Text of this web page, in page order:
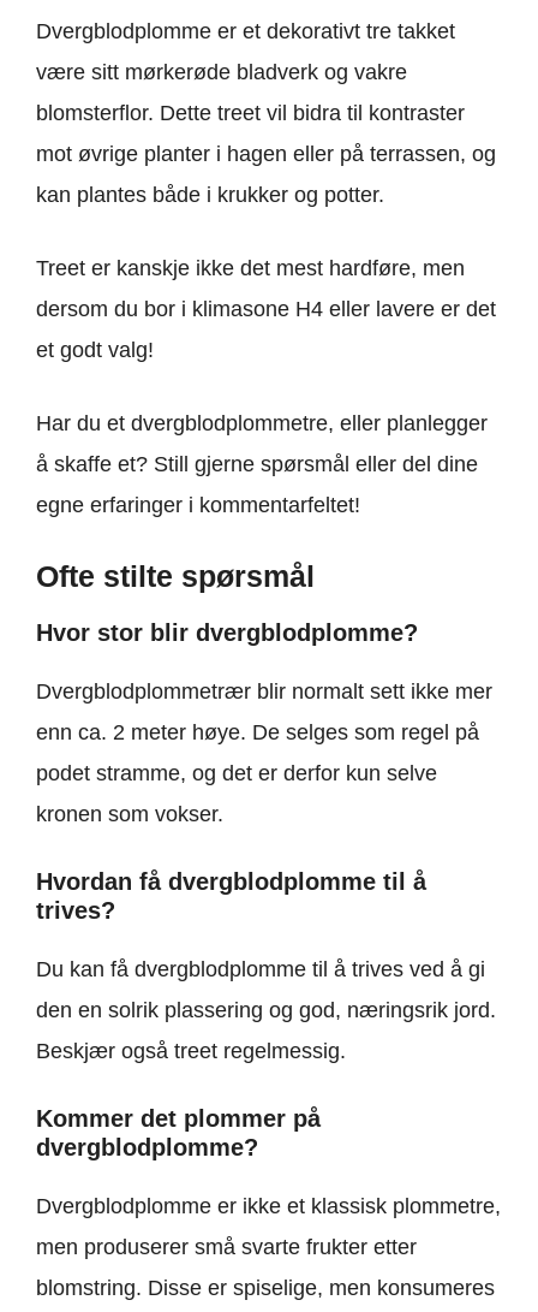
Dvergblodplomme er et dekorativt tre takket
være sitt mørkerøde bladverk og vakre
blomsterflor. Dette treet vil bidra til kontraster
mot øvrige planter i hagen eller på terrassen, og
kan plantes både i krukker og potter.
Treet er kanskje ikke det mest hardføre, men
dersom du bor i klimasone H4 eller lavere er det
et godt valg!
Har du et dvergblodplommetre, eller planlegger
å skaffe et? Still gjerne spørsmål eller del dine
egne erfaringer i kommentarfeltet!
Ofte stilte spørsmål
Hvor stor blir dvergblodplomme?
Dvergblodplommetrær blir normalt sett ikke mer
enn ca. 2 meter høye. De selges som regel på
podet stramme, og det er derfor kun selve
kronen som vokser.
Hvordan få dvergblodplomme til å
trives?
Du kan få dvergblodplomme til å trives ved å gi
den en solrik plassering og god, næringsrik jord.
Beskjær også treet regelmessig.
Kommer det plommer på
dvergblodplomme?
Dvergblodplomme er ikke et klassisk plommetre,
men produserer små svarte frukter etter
blomstring. Disse er spiselige, men konsumeres